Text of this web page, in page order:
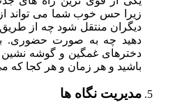
زیرا حس خوب شما می تواند
دیگران منتقل شود چه از
دهید چه به صورت حضوری. به
دخترهای غمگین و گوشه
باشید و هر زمان و هر کجا که می
مدیریت نگاه ها